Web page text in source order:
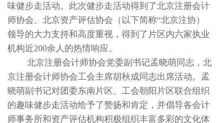
味健步走活动。此次健步走活动得到了北京注册会计
师协会、北京资产评估协会（以下简称“北京注协）
领导的大力支持和高度重视，得到了片区内六家执业
机构近200余人的热情响应。
北京注册会计师协会党委副书记孟晓萌同志，北
京注册会计师协会工会主席胡秋成同志出席活动。孟
晓萌副书记对团委东南片区、工会朝阳片区联合组织
的趣味健步走活动给予了赞扬和肯定，并倡导各会计
师事务所和资产评估机构积极组织丰富多彩的文化体